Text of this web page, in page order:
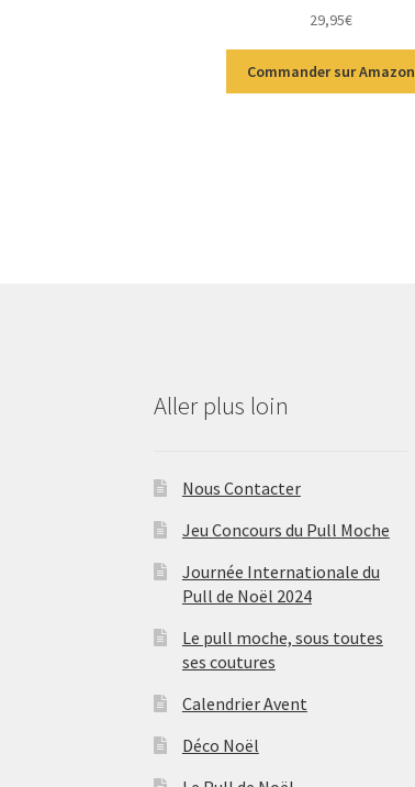
29,95€
Commander sur Amazon
Aller plus loin
Nous Contacter
Jeu Concours du Pull Moche
Journée Internationale du
Pull de Noël 2024
Le pull moche, sous toutes
ses coutures
Calendrier Avent
Déco Noël